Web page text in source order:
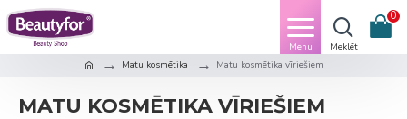
0
Matu kosmētika Matu kosmētika vīriešiem
MATU KOSMĒTIKA VĪRIEŠIEM